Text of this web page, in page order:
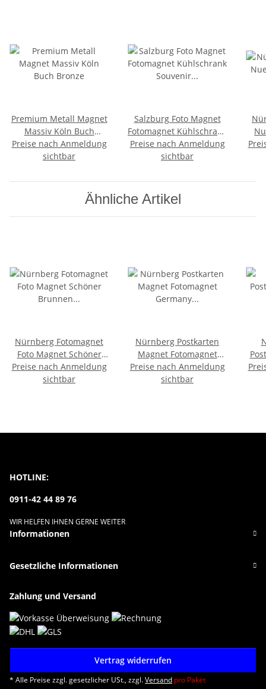
Premium Metall Magnet
Massiv Köln Buch
Bronze
Preise nach Anmeldung
sichtbar
Salzburg Foto Magnet
Fotomagnet Kühlschrank
Souvenir Austria
Österreich SAW2
Preise nach Anmeldung
sichtbar
Ähnliche Artikel
Nürnberg Fotomagnet
Foto Magnet Schöner
Brunnen Altstadt
Stadtwappen - 5 in 1
Preise nach Anmeldung
sichtbar
Nürnberg Postkarten
Magnet Fotomagnet
Germany Bayern
Deutschland Franken
Preise nach Anmeldung
sichtbar
HOTLINE:
0911-42 44 89 76
WIR HELFEN IHNEN GERNE WEITER
Informationen
Gesetzliche Informationen
Zahlung und Versand
Vertrag widerrufen
* Alle Preise zzgl. gesetzlicher USt., zzgl.Versand pro Paket